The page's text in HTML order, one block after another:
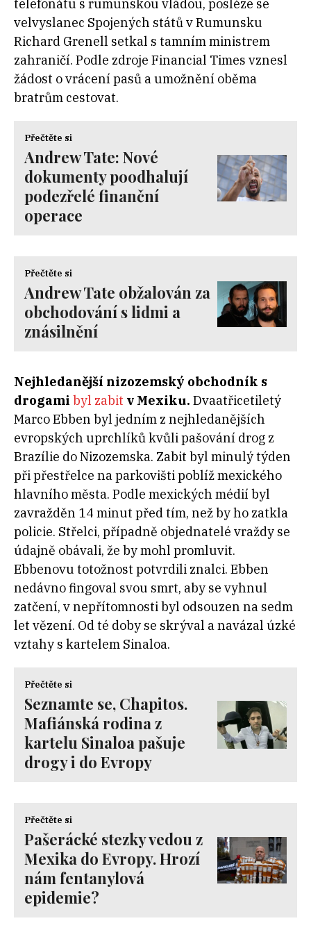
telefonátu s rumunskou vládou, posléze se
velvyslanec Spojených států v Rumunsku
Richard Grenell setkal s tamním ministrem
zahraničí. Podle zdroje Financial Times vznesl
žádost o vrácení pasů a umožnění oběma
bratrům cestovat.
Přečtěte si
Andrew Tate: Nové
dokumenty poodhalují
podezřelé finanční
operace
Přečtěte si
Andrew Tate obžalován za
obchodování s lidmi a
znásilnění
Nejhledanější nizozemský obchodník s
drogami byl zabit v Mexiku. Dvaatřicetiletý
Marco Ebben byl jedním z nejhledanějších
evropských uprchlíků kvůli pašování drog z
Brazílie do Nizozemska. Zabit byl minulý týden
při přestřelce na parkovišti poblíž mexického
hlavního města. Podle mexických médií byl
zavražděn 14 minut před tím, než by ho zatkla
policie. Střelci, případně objednatelé vraždy se
údajně obávali, že by mohl promluvit.
Ebbenovu totožnost potvrdili znalci. Ebben
nedávno fingoval svou smrt, aby se vyhnul
zatčení, v nepřítomnosti byl odsouzen na sedm
let vězení. Od té doby se skrýval a navázal úzké
vztahy s kartelem Sinaloa.
Přečtěte si
Seznamte se, Chapitos.
Mafiánská rodina z
kartelu Sinaloa pašuje
drogy i do Evropy
Přečtěte si
Pašerácké stezky vedou z
Mexika do Evropy. Hrozí
nám fentanylová
epidemie?